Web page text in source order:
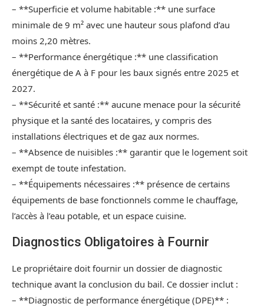
– **Superficie et volume habitable :** une surface
minimale de 9 m² avec une hauteur sous plafond d’au
moins 2,20 mètres.
– **Performance énergétique :** une classification
énergétique de A à F pour les baux signés entre 2025 et
2027.
– **Sécurité et santé :** aucune menace pour la sécurité
physique et la santé des locataires, y compris des
installations électriques et de gaz aux normes.
– **Absence de nuisibles :** garantir que le logement soit
exempt de toute infestation.
– **Équipements nécessaires :** présence de certains
équipements de base fonctionnels comme le chauffage,
l’accès à l’eau potable, et un espace cuisine.
Diagnostics Obligatoires à Fournir
Le propriétaire doit fournir un dossier de diagnostic
technique avant la conclusion du bail. Ce dossier inclut :
– **Diagnostic de performance énergétique (DPE)** :